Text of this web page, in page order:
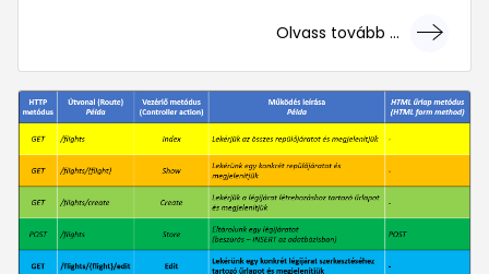
Olvass tovább ...
... mert megéri!